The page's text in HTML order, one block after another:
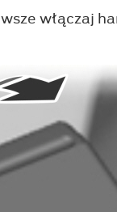
włączaj